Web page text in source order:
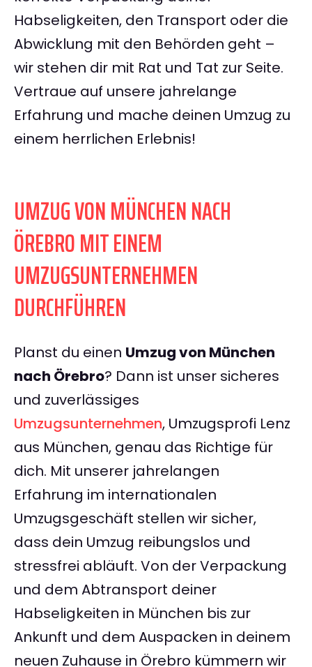
Habseligkeiten, den Transport oder die
Abwicklung mit den Behörden geht –
wir stehen dir mit Rat und Tat zur Seite.
Vertraue auf unsere jahrelange
Erfahrung und mache deinen Umzug zu
einem herrlichen Erlebnis!
UMZUG VON MÜNCHEN NACH
ÖREBRO MIT EINEM
UMZUGSUNTERNEHMEN
DURCHFÜHREN
Planst du einen Umzug von München
nach Örebro? Dann ist unser sicheres
und zuverlässiges
Umzugsunternehmen, Umzugsprofi Lenz
aus München, genau das Richtige für
dich. Mit unserer jahrelangen
Erfahrung im internationalen
Umzugsgeschäft stellen wir sicher,
dass dein Umzug reibungslos und
stressfrei abläuft. Von der Verpackung
und dem Abtransport deiner
Habseligkeiten in München bis zur
Ankunft und dem Auspacken in deinem
neuen Zuhause in Örebro kümmern wir